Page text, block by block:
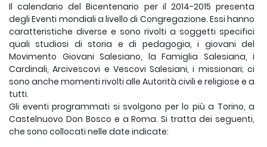
Il calendario del Bicentenario per il 2014-2015 presenta
degli Eventi mondiali a livello di Congregazione. Essi hanno
caratteristiche diverse e sono rivolti a soggetti specifici
quali studiosi di storia e di pedagogia, i giovani del
Movimento Giovani Salesiano, la Famiglia Salesiana, i
Cardinali, Arcivescovi e Vescovi Salesiani, i missionari; ci
sono anche momenti rivolti alle Autorità civili e religiose e a
tutti.
Gli eventi programmati si svolgono per lo più a Torino, a
Castelnuovo Don Bosco e a Roma. Si tratta dei seguenti,
che sono collocati nelle date indicate: